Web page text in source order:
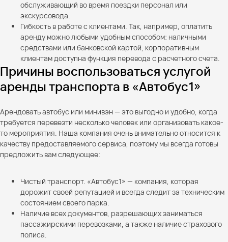
обслуживающий во время поездки персонал или
экскурсовода.
Гибкость в работе с клиентами. Так, например, оплатить
аренду можно любыми удобным способом: наличными
средствами или банковской картой, корпоративным
клиентам доступна функция перевода с расчетного счета.
Причины воспользоваться услугой
аренды транспорта в «Автобус1»
Арендовать автобус или минивэн — это выгодно и удобно, когда
требуется перевезти несколько человек или организовать какое-
то мероприятия. Наша компания очень внимательно относится к
качеству предоставляемого сервиса, поэтому мы всегда готовы
предложить вам следующее:
Чистый транспорт. «Автобус1» — компания, которая
дорожит своей репутацией и всегда следит за техническим
состоянием своего парка.
Наличие всех документов, разрешающих заниматься
пассажирскими перевозками, а также наличие страхового
полиса.